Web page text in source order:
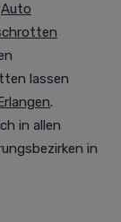
Auto
lassen
.
in allen
in